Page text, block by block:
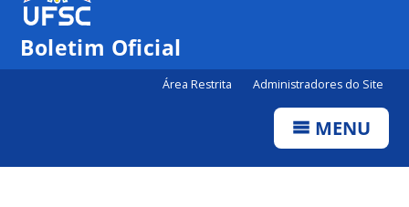
Boletim Oficial
Área Restrita Administradores do Site
MENU